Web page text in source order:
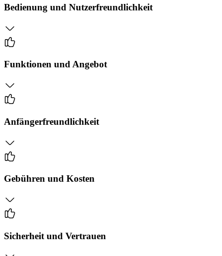
Bedienung und Nutzerfreundlichkeit
Funktionen und Angebot
Anfängerfreundlichkeit
Gebühren und Kosten
Sicherheit und Vertrauen